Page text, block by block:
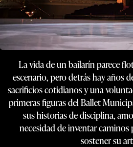
La vida de un bailarín parece
escenario, pero detrás hay años
sacrificios cotidianos y una
primeras figuras del Ballet
sus historias de disciplina,
necesidad de inventar
sostener su